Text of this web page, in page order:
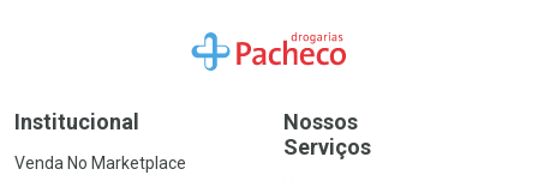
Ir para a Home
Institucional
Venda No Marketplace
Nossos
Serviços